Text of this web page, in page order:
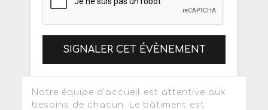
SIGNALER CET ÉVÈNEMENT
Notre équipe d’accueil est attentive aux
besoins de chacun. Le bâtiment est